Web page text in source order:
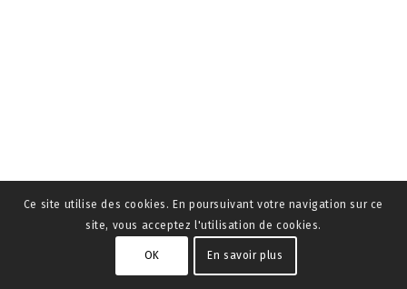
Ce site utilise des cookies. En poursuivant votre navigation sur ce
site, vous acceptez l'utilisation de cookies.
OK En savoir plus